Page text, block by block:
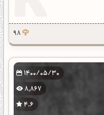
98
1400/05/30
8,867
4.6